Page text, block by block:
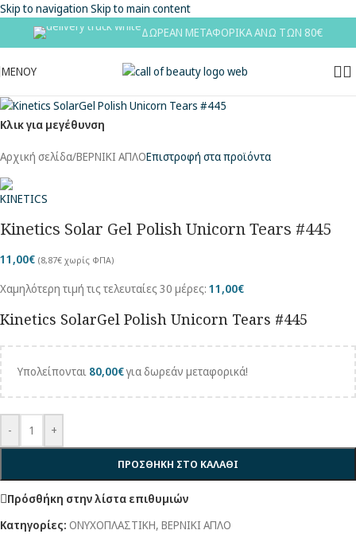
Skip to navigation Skip to main content
ΔΩΡΕΑΝ ΜΕΤΑΦΟΡΙΚΑ ΑΝΩ ΤΩΝ 80€
ΜΕΝΟΥ
Κλικ για μεγέθυνση
Αρχική σελίδα/ΒΕΡΝΙΚΙ ΑΠΛΟΕπιστροφή στα προϊόντα
Kinetics Solar Gel Polish Unicorn Tears #445
11,00€ (8,87€ χωρίς ΦΠΑ)
Χαμηλότερη τιμή τις τελευταίες 30 μέρες: 11,00€
Kinetics SolarGel Polish Unicorn Tears #445
Υπολείπονται 80,00€για δωρεάν μεταφορικά!
- +
ΠΡΟΣΘΗΚΗ ΣΤΟ ΚΑΛΑΘΙ
Πρόσθήκη στην λίστα επιθυμιών
Κατηγορίες: ΟΝΥΧΟΠΛΑΣΤΙΚΗ, ΒΕΡΝΙΚΙ ΑΠΛΟ